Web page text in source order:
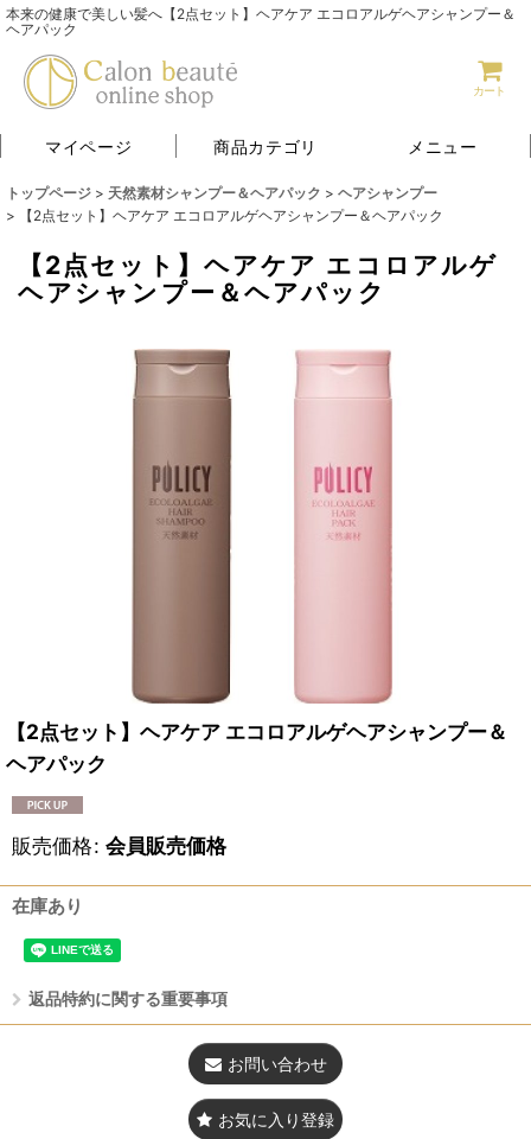
本来の健康で美しい髪へ【2点セット】ヘアケア エコロアルゲヘアシャンプー＆
ヘアパック
カート
マイページ 商品カテゴリ メニュー
トップページ > 天然素材シャンプー＆ヘアパック > ヘアシャンプー
>
【2点セット】ヘアケア エコロアルゲヘアシャンプー＆ヘアパック
【2点セット】ヘアケア エコロアルゲ
ヘアシャンプー＆ヘアパック
【2点セット】ヘアケア エコロアルゲヘアシャンプー＆
ヘアパック
販売価格: 会員販売価格
在庫あり
返品特約に関する重要事項
お問い合わせ
お気に入り登録